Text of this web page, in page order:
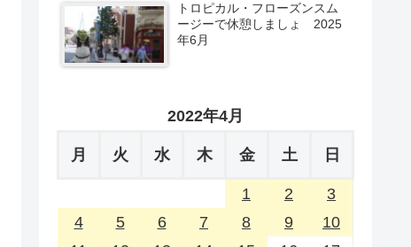
トロピカル・フローズンスム
ージーで休憩しましょ 2025
年6月
2022年4月
月 火 水 木 金 土 日
1 2
3
4
5 6 7 8 9
10